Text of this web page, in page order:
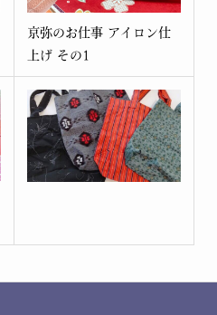
京弥のお仕事 アイロン仕
上げ その1